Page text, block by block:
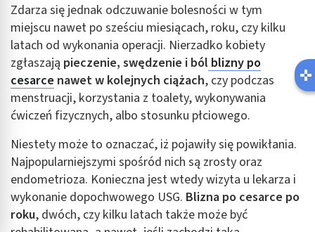
Zdarza się jednak odczuwanie bolesności w tym
miejscu nawet po sześciu miesiącach, roku, czy kilku
latach od wykonania operacji. Nierzadko kobiety
zgłaszają pieczenie, swędzenie i ból blizny po
cesarce nawet w kolejnych ciążach, czy podczas
menstruacji, korzystania z toalety, wykonywania
ćwiczeń fizycznych, albo stosunku płciowego.
Niestety może to oznaczać, iż pojawiły się powikłania.
Najpopularniejszymi spośród nich są zrosty oraz
endometrioza. Konieczna jest wtedy wizyta u lekarza i
wykonanie dopochwowego USG. Blizna po cesarce po
roku, dwóch, czy kilku latach także może być